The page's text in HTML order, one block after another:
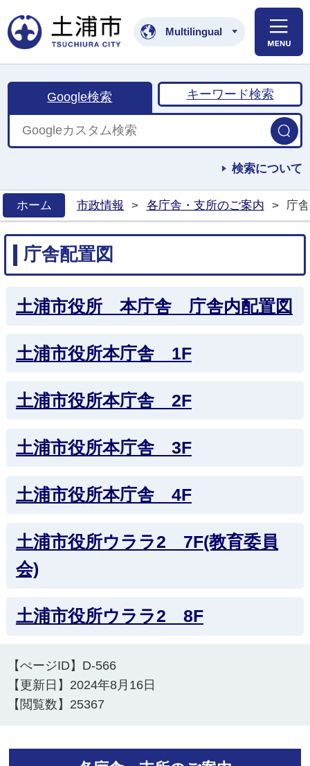
土浦市公式ホームペ
Multilingual
Google検索 キーワード検索
検索について
ホーム
市政情報 > 各庁舎・支所のご案内 > 庁
庁舎配置図
土浦市役所 本庁舎 庁舎内配置図
土浦市役所本庁舎 1F
土浦市役所本庁舎 2F
土浦市役所本庁舎 3F
土浦市役所本庁舎 4F
土浦市役所ウララ2 7F(教育委員
会)
土浦市役所ウララ2 8F
【ぺージID】 D-566
【更新日】 2024年8月16日
【閲覧数】 25367